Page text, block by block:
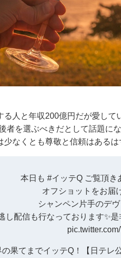
る人と年収200億円だが愛し
者を選ぶべきだとして話題に
なくとも尊敬と信頼はある
本日も #イッテQご覧頂き
オフショットをお届
シャンペン片手のデ
し配信も行なっております✨是
果てまでイッテQ！【日テレ